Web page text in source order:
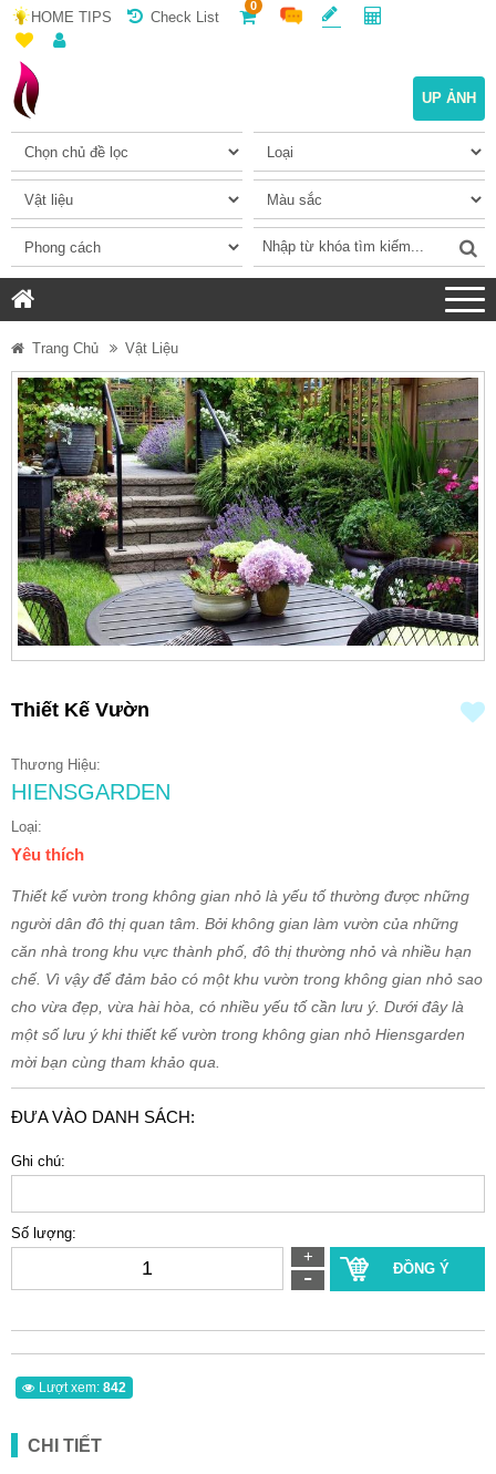
HOME TIPS Check List
0
UP ẢNH
Trang Chủ Vật Liệu
Thiết Kế Vườn
Thương Hiệu:
HIENSGARDEN
Loại:
Yêu thích
Thiết kế vườn trong không gian nhỏ là yếu tố thường được những
người dân đô thị quan tâm. Bởi không gian làm vườn của những
căn nhà trong khu vực thành phố, đô thị thường nhỏ và nhiều hạn
chế. Vì vậy để đảm bảo có một khu vườn trong không gian nhỏ sao
cho vừa đẹp, vừa hài hòa, có nhiều yếu tố cần lưu ý. Dưới đây là
một số lưu ý khi thiết kế vườn trong không gian nhỏ Hiensgarden
mời bạn cùng tham khảo qua.
ĐƯA VÀO DANH SÁCH:
Ghi chú:
Số lượng:
ĐỒNG Ý
Lượt xem: 842
CHI TIẾT